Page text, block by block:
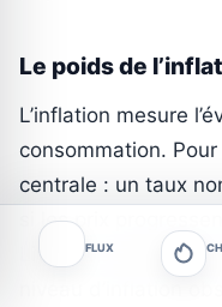
Le poids de
L’inflation mesure
consommation.
centrale : un taux
si les prix
Livret A serait
FLUX